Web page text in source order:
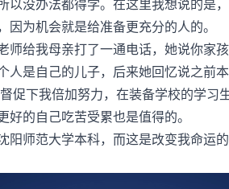
以没办法都得学。在这里我想说的是
为机会就是给准备更充分的人的。
师给我母亲打了一通电话，她说你家
人是自己的儿子，后来她回忆说之前
促下我倍加努力，在装备学校的学
的自己吃苦受累也是值得的。
师范大学本科，而这是改变我命运的